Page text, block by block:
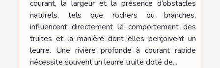
courant, la largeur et la présence d’obstacles
naturels, tels que rochers ou branches,
influencent directement le comportement des
truites et la manière dont elles perçoivent un
leurre. Une rivière profonde à courant rapide
nécessite souvent un leurre truite doté de...